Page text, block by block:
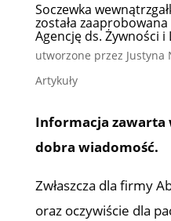
Soczewka
została
Agencję ds. Żywności i
utworzone przez Justyna
Artykuły
Informacja
dobra wiadomość.
Zwłaszcza dla firmy
oraz oczywiście dla